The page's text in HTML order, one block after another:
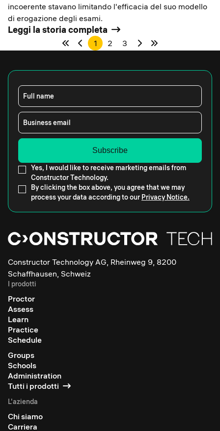
incoerente stavano limitando l'efficacia del suo modello
di erogazione degli esami.
Leggi la storia completa
1 2 3
Full name
Business email
Yes, I would like to receive marketing emails from
Constructor Technology.
By clicking the box above, you agree that we may
process your data according to our Privacy Notice.
Constructor Technology AG, Rheinweg 9, 8200
Schaffhausen, Schweiz
I prodotti
Proctor
Assess
Learn
Practice
Schedule
Groups
Schools
Administration
Tutti i prodotti
L'azienda
Chi siamo
Carriera